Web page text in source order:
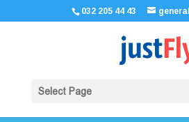
032 205 44 43
Select Page